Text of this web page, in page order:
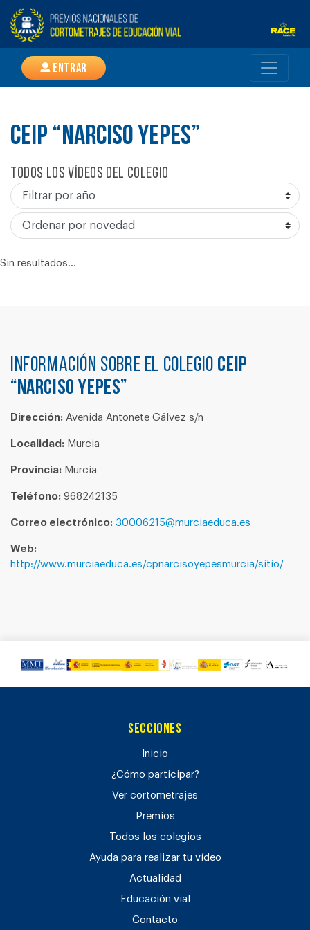
Entrar
CEIP “NARCISO YEPES”
Todos los vídeos del colegio
Sin resultados...
Información sobre el colegio CEIP
“NARCISO YEPES”
Dirección: Avenida Antonete Gálvez s/n
Localidad: Murcia
Provincia: Murcia
Teléfono: 968242135
Correo electrónico: 30006215@murciaeduca.es
Web:
http://www.murciaeduca.es/cpnarcisoyepesmurcia/sitio/
Secciones
Inicio
¿Cómo participar?
Ver cortometrajes
Premios
Todos los colegios
Ayuda para realizar tu vídeo
Actualidad
Educación vial
Contacto